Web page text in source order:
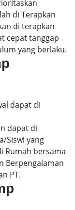
di Terapkan
di terapkan
cepat tanggap
yang berlaku.
dapat di
dapat di
Siswi yang
Rumah bersama
Berpengalaman
PT.